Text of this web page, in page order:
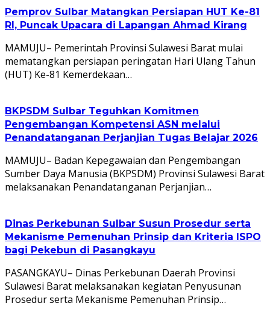
Pemprov Sulbar Matangkan Persiapan HUT Ke-81
RI, Puncak Upacara di Lapangan Ahmad Kirang
MAMUJU– Pemerintah Provinsi Sulawesi Barat mulai
mematangkan persiapan peringatan Hari Ulang Tahun
(HUT) Ke-81 Kemerdekaan…
BKPSDM Sulbar Teguhkan Komitmen
Pengembangan Kompetensi ASN melalui
Penandatanganan Perjanjian Tugas Belajar 2026
MAMUJU– Badan Kepegawaian dan Pengembangan
Sumber Daya Manusia (BKPSDM) Provinsi Sulawesi Barat
melaksanakan Penandatanganan Perjanjian…
Dinas Perkebunan Sulbar Susun Prosedur serta
Mekanisme Pemenuhan Prinsip dan Kriteria ISPO
bagi Pekebun di Pasangkayu
PASANGKAYU– Dinas Perkebunan Daerah Provinsi
Sulawesi Barat melaksanakan kegiatan Penyusunan
Prosedur serta Mekanisme Pemenuhan Prinsip…